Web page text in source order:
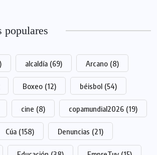
populares
alcaldía (69) Arcano (8)
Boxeo (12) béisbol (54)
cine (8) copamundial2026 (19)
Cúa (158) Denuncias (21)